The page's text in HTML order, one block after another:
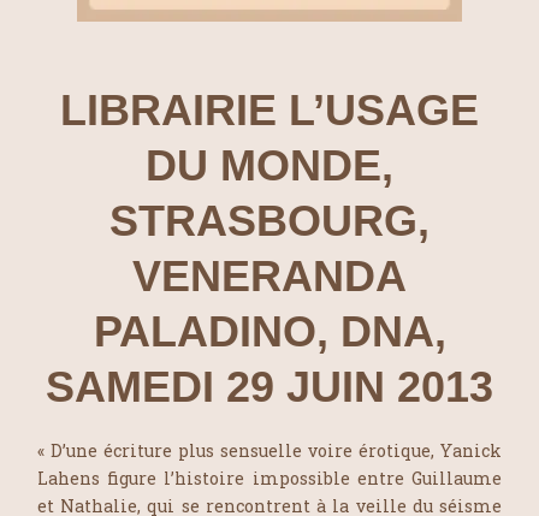
LIBRAIRIE L’USAGE
DU MONDE,
STRASBOURG,
VENERANDA
PALADINO, DNA,
SAMEDI 29 JUIN 2013
« D’une écriture plus sensuelle voire érotique, Yanick
Lahens figure l’histoire impossible entre Guillaume
et Nathalie, qui se rencontrent à la veille du séisme